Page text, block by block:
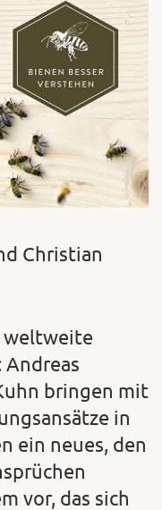
Christian
weltweite
bringen mit
in
ein neues, den
vor, das sich